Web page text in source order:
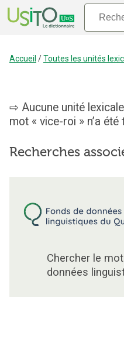
Accueil /Toutes les unités
Aucune unité
mot « vice-roi » n’a été
Recherches
Chercher le mot
données